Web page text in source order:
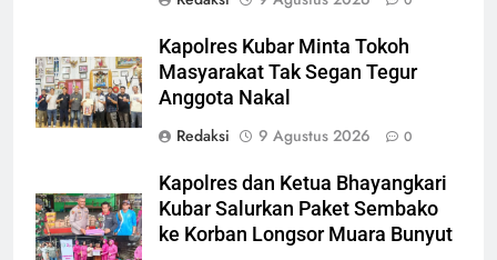
Kapolres Kubar Minta Tokoh
Masyarakat Tak Segan Tegur
Anggota Nakal
Redaksi
9 Agustus 2026 0
Kapolres dan Ketua Bhayangkari
Kubar Salurkan Paket Sembako
ke Korban Longsor Muara Bunyut